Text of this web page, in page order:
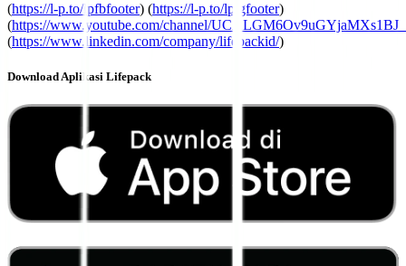
(https://l-p.to/lpfbfooter) (https://l-p.to/lpigfooter)
(https://www.youtube.com/channel/
(https://www.linkedin.com/company/lifepackid/)
Download Aplikasi Lifepack